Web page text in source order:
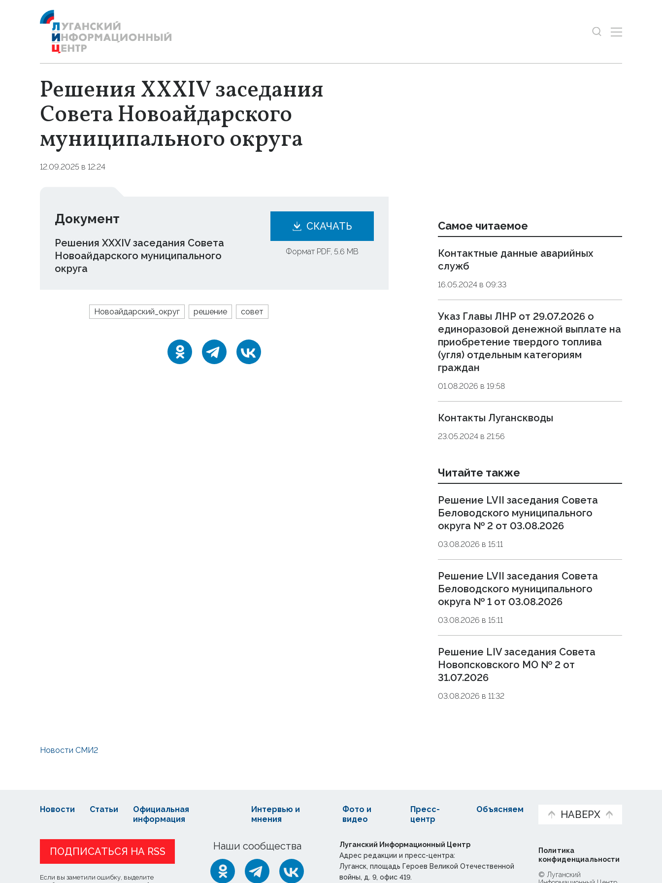
Решения XXXIV заседания
Совета Новоайдарского
муниципального округа
12.09.2025 в 12:24
Документ
Решения XXXIV заседания Совета
Новоайдарского муниципального
округа
СКАЧАТЬ
Формат PDF, 5.6 MB
Новоайдарский_округ решение совет
Самое читаемое
Контактные данные аварийных
служб
16.05.2024 в 09:33
Указ Главы ЛНР от 29.07.2026 о
единоразовой денежной выплате на
приобретение твердого топлива
(угля) отдельным категориям
граждан
01.08.2026 в 19:58
Контакты Луганскводы
23.05.2024 в 21:56
Читайте также
Решение LVII заседания Совета
Беловодского муниципального
округа № 2 от 03.08.2026
03.08.2026 в 15:11
Решение LVII заседания Совета
Беловодского муниципального
округа № 1 от 03.08.2026
03.08.2026 в 15:11
Решение LIV заседания Совета
Новопсковского МО № 2 от
31.07.2026
03.08.2026 в 11:32
Новости СМИ2
НАВЕРХ
Наши сообщества
ПОДПИСАТЬСЯ НА RSS
Если вы заметили ошибку, выделите
Новости Статьи
Официальная
информация
Интервью и
мнения
Фото и
видео
Пресс-
центр
Объясняем
Политика
конфиденциальности
Луганский Информационный Центр
Адрес редакции и пресс-центра:
Луганск, площадь Героев Великой Отечественной
войны, д. 9, офис 419.
© Луганский